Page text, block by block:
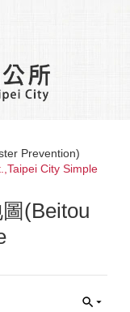
Prevention)
City Simple
(Beitou